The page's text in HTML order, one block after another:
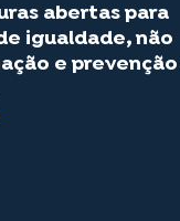
abertas para
igualdade, não
e